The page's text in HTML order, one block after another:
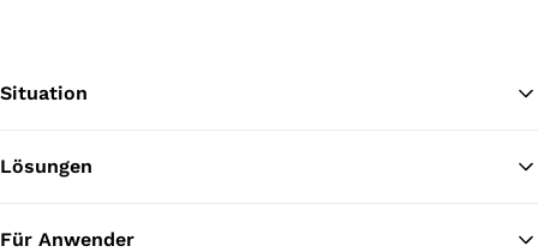
Situation
Lösungen
Für Anwender